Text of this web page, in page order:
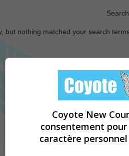
but nothing matched your search
Coyote New
consentement
caractère